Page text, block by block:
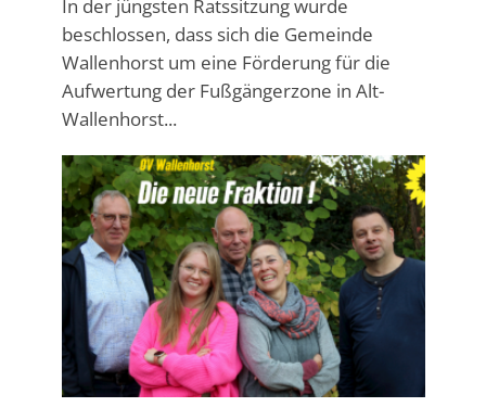
In der jüngsten Ratssitzung wurde
beschlossen, dass sich die Gemeinde
Wallenhorst um eine Förderung für die
Aufwertung der Fußgängerzone in Alt-
Wallenhorst...